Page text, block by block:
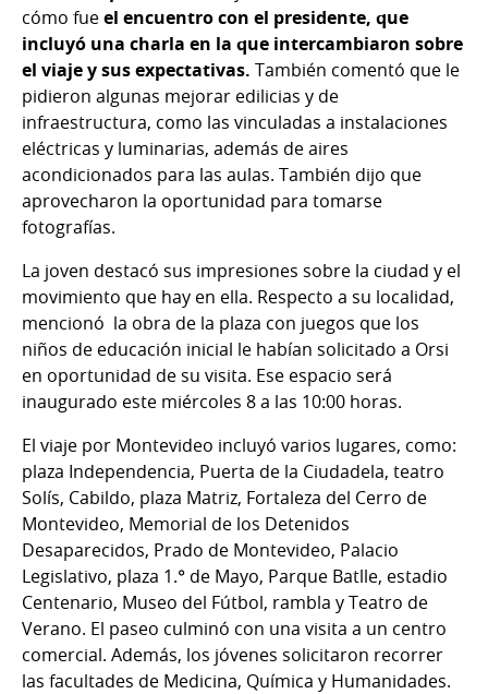
cómo fueel encuentro con el presidente, que
incluyó una charla en la que intercambiaron sobre
el viaje y sus expectativas. También comentó que le
pidieron algunas mejorar edilicias y de
infraestructura, como las vinculadas a instalaciones
eléctricas y luminarias, además de aires
acondicionados para las aulas. También dijo que
aprovecharon la oportunidad para tomarse
fotografías.
La joven destacó sus impresiones sobre la ciudad y el
movimiento que hay en ella. Respecto a su localidad,
mencionó la obra de la plaza con juegos que los
niños de educación inicial le habían solicitado a Orsi
en oportunidad de su visita. Ese espacio será
inaugurado este miércoles 8 a las 10:00 horas.
El viaje por Montevideo incluyó varios lugares, como:
plaza Independencia, Puerta de la Ciudadela, teatro
Solís, Cabildo, plaza Matriz, Fortaleza del Cerro de
Montevideo, Memorial de los Detenidos
Desaparecidos, Prado de Montevideo, Palacio
Legislativo, plaza 1.° de Mayo, Parque Batlle, estadio
Centenario, Museo del Fútbol, rambla y Teatro de
Verano. El paseo culminó con una visita a un centro
comercial. Además, los jóvenes solicitaron recorrer
las facultades de Medicina, Química y Humanidades.